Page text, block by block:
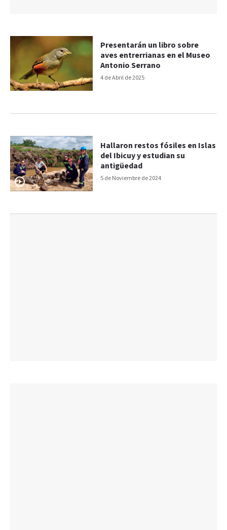
4 de Abril de 2025
Presentarán un libro sobre
aves entrerrianas en el Museo
Antonio Serrano
5 de Noviembre de 2024
Hallaron restos fósiles en Islas
del Ibicuy y estudian su
antigüedad